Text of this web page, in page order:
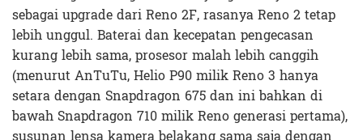
sebagai upgrade dari Reno 2F, rasanya Reno 2 tetap
lebih unggul. Baterai dan kecepatan pengecasan
kurang lebih sama, prosesor malah lebih canggih
(menurut AnTuTu, Helio P90 milik Reno 3 hanya
setara dengan Snapdragon 675 dan ini bahkan di
bawah Snapdragon 710 milik Reno generasi pertama),